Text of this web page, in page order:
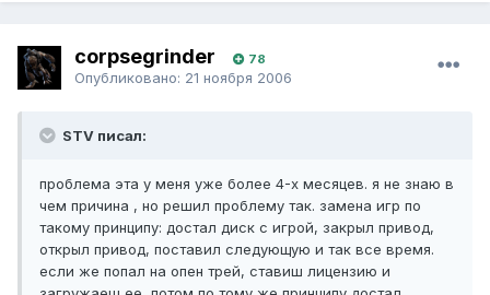
corpsegrinder 78
Опубликовано: 21 ноября 2006
STV писал:
проблема эта у меня уже более 4-х месяцев. я не знаю в
чем причина , но решил проблему так. замена игр по
такому принципу: достал диск с игрой, закрыл привод,
открыл привод, поставил следующую и так все время.
если же попал на опен трей, ставиш лицензию и